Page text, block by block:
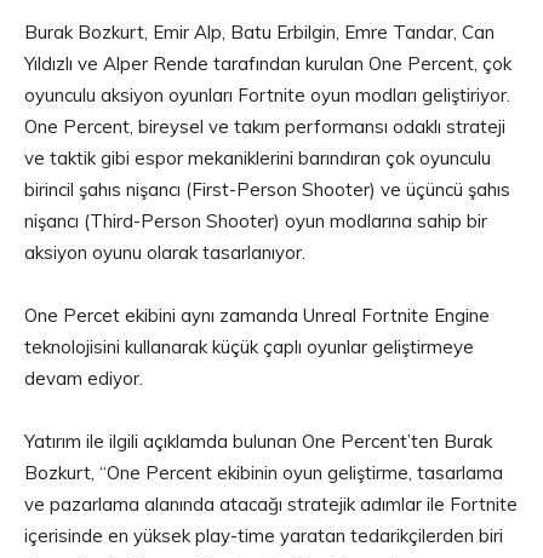
Burak Bozkurt, Emir Alp, Batu Erbilgin, Emre Tandar, Can
Yıldızlı ve Alper Rende tarafından kurulan One Percent, çok
oyunculu aksiyon oyunları Fortnite oyun modları geliştiriyor.
One Percent, bireysel ve takım performansı odaklı strateji
ve taktik gibi espor mekaniklerini barındıran çok oyunculu
birincil şahıs nişancı (First-Person Shooter) ve üçüncü şahıs
nişancı (Third-Person Shooter) oyun modlarına sahip bir
aksiyon oyunu olarak tasarlanıyor.
One Percet ekibini aynı zamanda Unreal Fortnite Engine
teknolojisini kullanarak küçük çaplı oyunlar geliştirmeye
devam ediyor.
Yatırım ile ilgili açıklamda bulunan One Percent’ten Burak
Bozkurt, “One Percent ekibinin oyun geliştirme, tasarlama
ve pazarlama alanında atacağı stratejik adımlar ile Fortnite
içerisinde en yüksek play-time yaratan tedarikçilerden biri